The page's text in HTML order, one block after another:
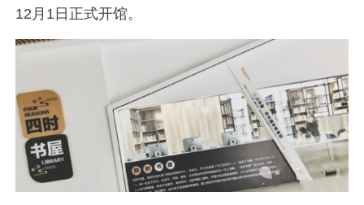
12月1日正式开馆。